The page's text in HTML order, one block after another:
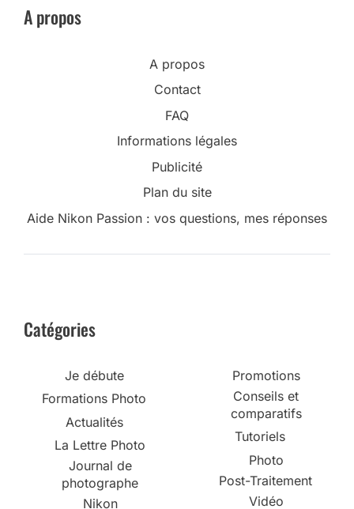
A propos
A propos
Contact
FAQ
Informations légales
Publicité
Plan du site
Aide Nikon Passion : vos questions, mes réponses
Catégories
Je débute
Formations Photo
Actualités
La Lettre Photo
Journal de
photographe
Nikon
Promotions
Conseils et
comparatifs
Tutoriels
Photo
Post-Traitement
Vidéo